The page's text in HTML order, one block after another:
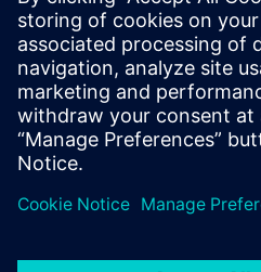
Kurse für Experten
SINAMICS S120 - Parametrieren
Integrated (Präsenz-Training)